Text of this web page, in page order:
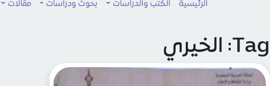
الرئيسية الكتب والدراسات بحوث ودراسات مقالات
Tag: الخيري